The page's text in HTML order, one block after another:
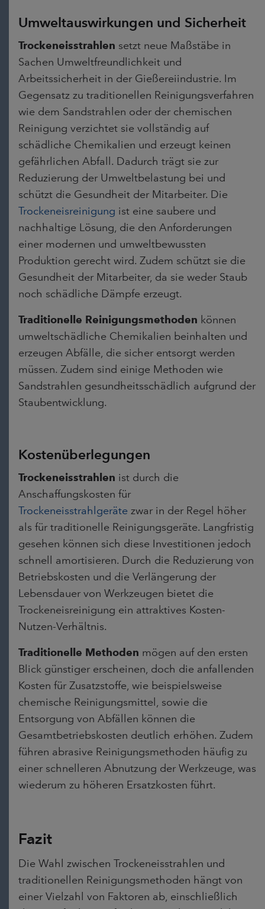
Umweltauswirkungen und Sicherheit
Trockeneisstrahlen setzt neue Maßstäbe in
Sachen Umweltfreundlichkeit und
Arbeitssicherheit in der Gießereiindustrie. Im
Gegensatz zu traditionellen Reinigungsverfahren
wie dem Sandstrahlen oder der chemischen
Reinigung verzichtet sie vollständig auf
schädliche Chemikalien und erzeugt keinen
gefährlichen Abfall. Dadurch trägt sie zur
Reduzierung der Umweltbelastung bei und
schützt die Gesundheit der Mitarbeiter. Die
Trockeneisreinigung ist eine saubere und
nachhaltige Lösung, die den Anforderungen
einer modernen und umweltbewussten
Produktion gerecht wird. Zudem schützt sie die
Gesundheit der Mitarbeiter, da sie weder Staub
noch schädliche Dämpfe erzeugt.
Traditionelle Reinigungsmethoden können
umweltschädliche Chemikalien beinhalten und
erzeugen Abfälle, die sicher entsorgt werden
müssen. Zudem sind einige Methoden wie
Sandstrahlen gesundheitsschädlich aufgrund der
Staubentwicklung.
Kostenüberlegungen
Trockeneisstrahlen ist durch die
Anschaffungskosten für
Trockeneisstrahlgeräte zwar in der Regel höher
als für traditionelle Reinigungsgeräte. Langfristig
gesehen können sich diese Investitionen jedoch
schnell amortisieren. Durch die Reduzierung von
Betriebskosten und die Verlängerung der
Lebensdauer von Werkzeugen bietet die
Trockeneisreinigung ein attraktives Kosten-
Nutzen-Verhältnis.
Traditionelle Methoden mögen auf den ersten
Blick günstiger erscheinen, doch die anfallenden
Kosten für Zusatzstoffe, wie beispielsweise
chemische Reinigungsmittel, sowie die
Entsorgung von Abfällen können die
Gesamtbetriebskosten deutlich erhöhen. Zudem
führen abrasive Reinigungsmethoden häufig zu
einer schnelleren Abnutzung der Werkzeuge, was
wiederum zu höheren Ersatzkosten führt.
Fazit
Die Wahl zwischen Trockeneisstrahlen und
traditionellen Reinigungsmethoden hängt von
einer Vielzahl von Faktoren ab, einschließlich